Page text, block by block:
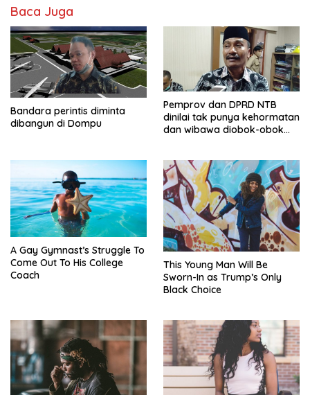
Baca Juga
Bandara perintis diminta
dibangun di Dompu
Pemprov dan DPRD NTB
dinilai tak punya kehormatan
dan wibawa diobok-obok
A Gay Gymnast’s Struggle To
Come Out To His College
Coach
This Young Man Will Be
Sworn-In as Trump’s Only
Black Choice